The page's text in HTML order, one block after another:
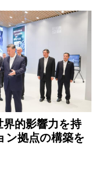
的影響力を持
ン拠点の構築を